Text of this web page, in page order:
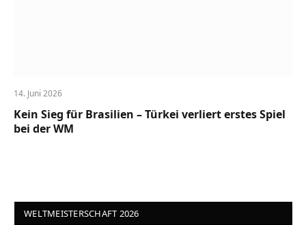
14. Juni 2026
Kein Sieg für Brasilien – Türkei verliert erstes Spiel
bei der WM
WELTMEISTERSCHAFT 2026